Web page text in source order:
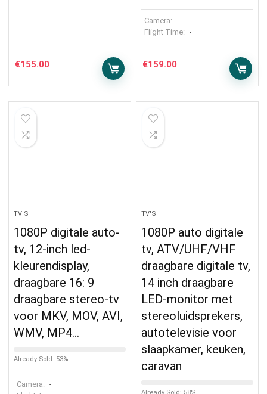
€155.00
Camera: -
Flight Time: -
€159.00
TV'S
1080P digitale auto-
tv, 12-inch led-
kleurendisplay,
draagbare 16: 9
draagbare stereo-tv
voor MKV, MOV, AVI,
WMV, MP4…
Already Sold: 53%
Camera: -
TV'S
1080P auto digitale
tv, ATV/UHF/VHF
draagbare digitale tv,
14 inch draagbare
LED-monitor met
stereoluidsprekers,
autotelevisie voor
slaapkamer, keuken,
caravan